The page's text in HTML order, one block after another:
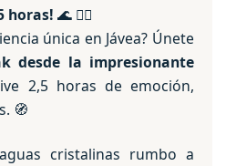
horas! 🌊 🚣‍♀️
única en Jávea? Únete
desde la impresionante
2,5 horas de emoción,
🧭
cristalinas rumbo a